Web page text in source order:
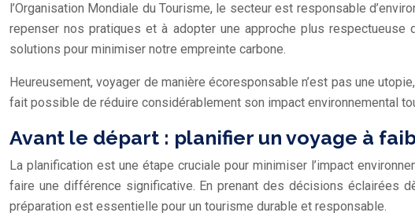
l’Organisation Mondiale du Tourisme, le secteur est responsable
repenser nos pratiques et à adopter une approche plus
solutions pour minimiser notre empreinte carbone.
Heureusement, voyager de manière écoresponsable n’est pas une
fait possible de réduire considérablement son impact environnemental
Avant le départ : planifier un voyage à
La planification est une étape cruciale pour minimiser l’impact
faire une différence significative. En prenant des décisions éclairées
préparation est essentielle pour un tourisme durable et responsable.